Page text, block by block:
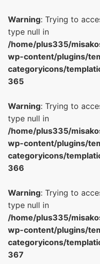
Warning: Trying to
type null in
/home/plus335/
wp-content/plugins/
categoryicons/
365
Warning: Trying to
type null in
/home/plus335/
wp-content/plugins/
categoryicons/
366
Warning: Trying to
type null in
/home/plus335/
wp-content/plugins/
categoryicons/
367